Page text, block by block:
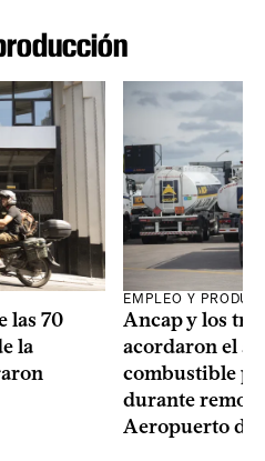
las 70
la
EMPLEO Y
Ancap y los
acordaron el
combustible
durante
Aeropuerto de